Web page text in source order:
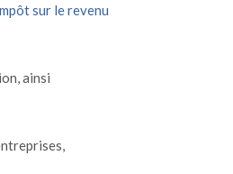
sur le revenu
ainsi